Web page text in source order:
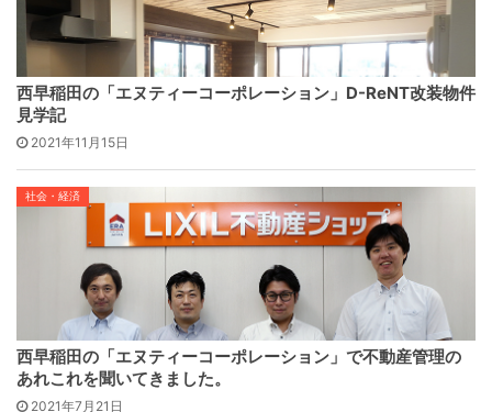
西早稲田の「エヌティーコーポレーション」D-ReNT改装物件
見学記
2021年11月15日
社会・経済
西早稲田の「エヌティーコーポレーション」で不動産管理の
あれこれを聞いてきました。
2021年7月21日